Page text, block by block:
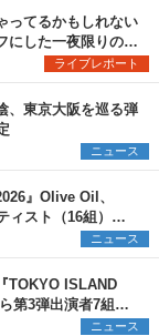
てるかもしれない
にした一夜限りのス
ライブレポート
、東京大阪を巡る弾
ニュース
』Olive Oil、
ィスト（16組）を
ニュース
TOKYO ISLAND
第3弾出演者7組を
出展者を募集ニュース